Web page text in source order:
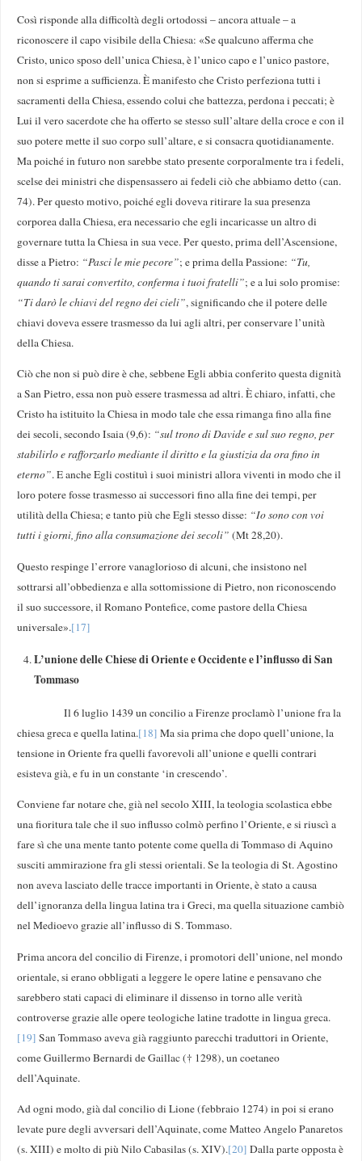
Così risponde alla difficoltà degli ortodossi – ancora attuale – a
riconoscere il capo visibile della Chiesa: «Se qualcuno afferma che
Cristo, unico sposo dell’unica Chiesa, è l’unico capo e l’unico pastore,
non si esprime a sufficienza. È manifesto che Cristo perfeziona tutti i
sacramenti della Chiesa, essendo colui che battezza, perdona i peccati; è
Lui il vero sacerdote che ha offerto se stesso sull’altare della croce e con il
suo potere mette il suo corpo sull’altare, e si consacra quotidianamente.
Ma poiché in futuro non sarebbe stato presente corporalmente tra i fedeli,
scelse dei ministri che dispensassero ai fedeli ciò che abbiamo detto (can.
74). Per questo motivo, poiché egli doveva ritirare la sua presenza
corporea dalla Chiesa, era necessario che egli incaricasse un altro di
governare tutta la Chiesa in sua vece. Per questo, prima dell’Ascensione,
disse a Pietro: “Pasci le mie pecore”; e prima della Passione: “Tu,
quando ti sarai convertito, conferma i tuoi fratelli”; e a lui solo promise:
“Ti darò le chiavi del regno dei cieli”, significando che il potere delle
chiavi doveva essere trasmesso da lui agli altri, per conservare l’unità
della Chiesa.
Ciò che non si può dire è che, sebbene Egli abbia conferito questa dignità
a San Pietro, essa non può essere trasmessa ad altri. È chiaro, infatti, che
Cristo ha istituito la Chiesa in modo tale che essa rimanga fino alla fine
dei secoli, secondo Isaia (9,6): “sul trono di Davide e sul suo regno, per
stabilirlo e rafforzarlo mediante il diritto e la giustizia da ora fino in
eterno”. E anche Egli costituì i suoi ministri allora viventi in modo che il
loro potere fosse trasmesso ai successori fino alla fine dei tempi, per
utilità della Chiesa; e tanto più che Egli stesso disse: “Io sono con voi
tutti i giorni, fino alla consumazione dei secoli”(Mt 28,20).
Questo respinge l’errore vanaglorioso di alcuni, che insistono nel
sottrarsi all’obbedienza e alla sottomissione di Pietro, non riconoscendo
il suo successore, il Romano Pontefice, come pastore della Chiesa
universale».[17]
L’unione delle Chiese di Oriente e Occidente e l’influsso di San
Tommaso
Il 6 luglio 1439 un concilio a Firenze proclamò l’unione fra la
chiesa greca e quella latina.[18] Ma sia prima che dopo quell’unione, la
tensione in Oriente fra quelli favorevoli all’unione e quelli contrari
esisteva già, e fu in un constante ‘in crescendo’.
Conviene far notare che, già nel secolo XIII, la teologia scolastica ebbe
una fioritura tale che il suo influsso colmò perfino l’Oriente, e si riuscì a
fare sì che una mente tanto potente come quella di Tommaso di Aquino
susciti ammirazione fra gli stessi orientali. Se la teologia di St. Agostino
non aveva lasciato delle tracce importanti in Oriente, è stato a causa
dell’ignoranza della lingua latina tra i Greci, ma quella situazione cambiò
nel Medioevo grazie all’influsso di S. Tommaso.
Prima ancora del concilio di Firenze, i promotori dell’unione, nel mondo
orientale, si erano obbligati a leggere le opere latine e pensavano che
sarebbero stati capaci di eliminare il dissenso in torno alle verità
controverse grazie alle opere teologiche latine tradotte in lingua greca.
[19] San Tommaso aveva già raggiunto parecchi traduttori in Oriente,
come Guillermo Bernardi de Gaillac († 1298), un coetaneo
dell’Aquinate.
Ad ogni modo, già dal concilio di Lione (febbraio 1274) in poi si erano
levate pure degli avversari dell’Aquinate, come Matteo Angelo Panaretos
(s. XIII) e molto di più Nilo Cabasilas (s. XIV).[20] Dalla parte opposta è